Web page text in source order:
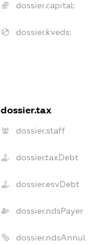
dossier.capital:
dossier.kveds:
dossier.tax
dossier.staff
dossier.taxDebt
dossier.esvDebt
dossier.ndsPayer
dossier.ndsAnnul